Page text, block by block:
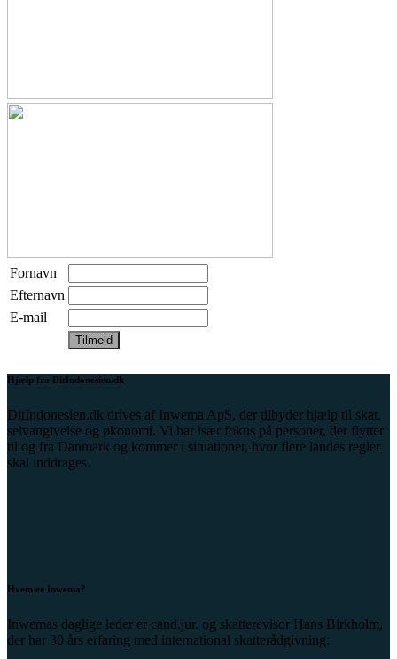
Fornavn
Efternavn
E-mail
Hjælp fra DitIndonesien.dk
DitIndonesien.dk drives af Inwema ApS, der tilbyder hjælp til skat,
selvangivelse og økonomi. Vi har især fokus på personer, der flytter
til og fra Danmark og kommer i situationer, hvor flere landes regler
skal inddrages.
Hvem er Inwema?
Inwemas daglige leder er cand.jur. og skatterevisor Hans Birkholm,
der har 30 års erfaring med international skatterådgivning: